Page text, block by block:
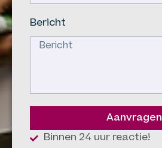
Bericht
Aanvragen
Binnen 24 uur reactie!